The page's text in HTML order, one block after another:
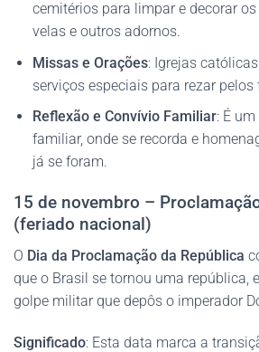
cemitérios para limpar e decorar
velas e outros adornos.
Missas e Orações: Igrejas
serviços especiais para rezar pelos
Reflexão e Convívio Familiar: É
familiar, onde se recorda e
já se foram.
15 de novembro –
(feriado nacional)
O Dia da Proclamação da República
que o Brasil se tornou uma república,
golpe militar que depôs o imperador
Significado: Esta data marca a